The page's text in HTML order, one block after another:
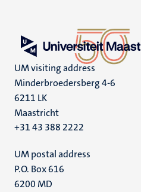
UM visiting address
Minderbroedersberg 4-6
6211 LK
Maastricht
+31 43 388 2222
UM postal address
P.O. Box 616
6200 MD